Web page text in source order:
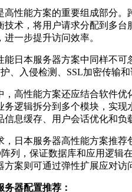
能方案的重要组成部分。
技术，将用户请求分配到多
一步提升访问效率。
本服务器方案中同样不可
、入侵检测、SSL加密传输
性能方案还应结合软件优化
务逻辑拆分到多个模块，实
信息缓存、用户会话优化和负
本服务器高性能方案推荐包
列，保证数据库和应用逻辑
方案则可通过弹性扩展应对访
器配置推荐：